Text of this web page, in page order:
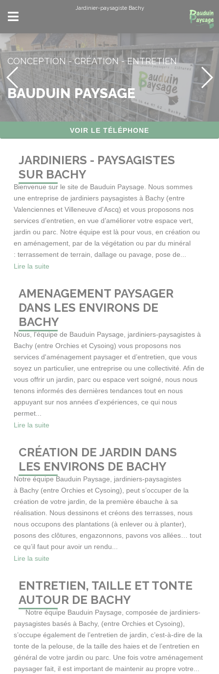
Jardinier-paysagiste Bachy
CONCEPTION - CRÉATION - ENTRETIEN
BAUDUIN PAYSAGE
VOIR LE TÉLÉPHONE
JARDINIERS - PAYSAGISTES
SUR BACHY
Bienvenue sur le site de Bauduin Paysage. Nous sommes
une entreprise de jardiniers paysagistes à Bachy (entre
Valenciennes et Villeneuve d'Ascq) et vous proposons nos
services d’entretien, en vue d’améliorer votre espace vert,
jardin ou parc. Notre équipe est là pour vous, en création ou
en aménagement, par de la végétation ou par du minéral
: terrassement de terrain, dallage ou pavage, pose de...
Lire la suite
AMENAGEMENT PAYSAGER
DANS LES ENVIRONS DE
BACHY
Nous, l'équipe de Bauduin Paysage, jardiniers-paysagistes à
Bachy (entre Orchies et Cysoing) vous proposons nos
services d'aménagement paysager et d’entretien, que vous
soyez un particulier, une entreprise ou une collectivité. Afin de
vous offrir un jardin, parc ou espace vert soigné, nous nous
tenons informés des dernières tendances tout en nous
appuyant sur nos années d'expériences, ce qui nous
permet...
Lire la suite
CRÉATION DE JARDIN DANS
LES ENVIRONS DE BACHY
Notre équipe Bauduin Paysage, jardiniers-paysagistes
à Bachy (entre Orchies et Cysoing), peut s’occuper de la
création de votre jardin, de la première ébauche à sa
réalisation. Nous dessinons et créons des terrasses, nous
nous occupons des plantations (à enlever ou à planter),
posons des clôtures, engazonnons, pavons vos allées… tout
ce qu’il faut pour avoir un rendu...
Lire la suite
ENTRETIEN, TAILLE ET TONTE
AUTOUR DE BACHY
Notre équipe Bauduin Paysage, composée de jardiniers-
paysagistes basés à Bachy, (entre Orchies et Cysoing),
s’occupe également de l’entretien de jardin, c’est-à-dire de la
tonte de la pelouse, de la taille des haies et de l’entretien en
général de votre jardin ou parc. Une fois votre aménagement
paysager fait, il est important de maintenir au propre votre...
Panneau de gestion des cookies